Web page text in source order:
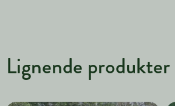
Lignende produkter